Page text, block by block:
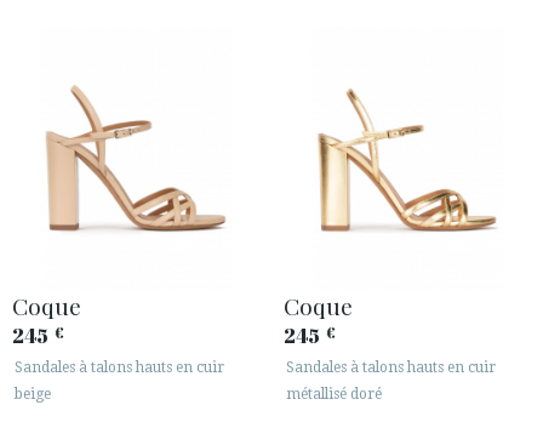
Coque
245 €
Sandales à talons hauts en cuir
beige
Coque
245 €
Sandales à talons hauts en cuir
métallisé doré